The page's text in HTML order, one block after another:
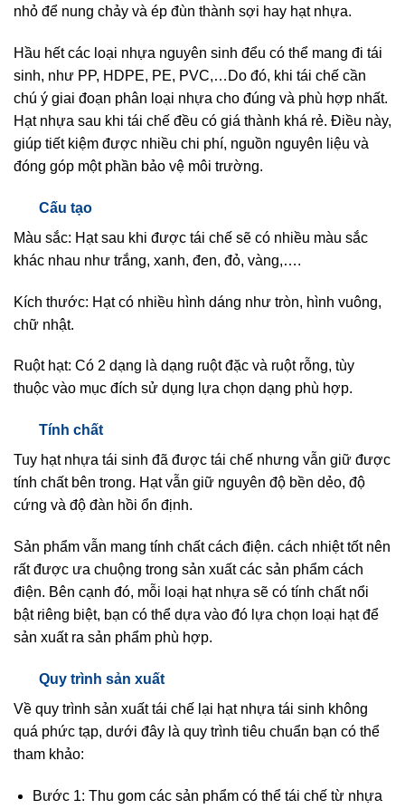
nhỏ để nung chảy và ép đùn thành sợi hay hạt nhựa.
Hầu hết các loại nhựa nguyên sinh đểu có thể mang đi tái
sinh, như PP, HDPE, PE, PVC,…Do đó, khi tái chế cần
chú ý giai đoạn phân loại nhựa cho đúng và phù hợp nhất.
Hạt nhựa sau khi tái chế đều có giá thành khá rẻ. Điều này,
giúp tiết kiệm được nhiều chi phí, nguồn nguyên liệu và
đóng góp một phần bảo vệ môi trường.
Cấu tạo
Màu sắc: Hạt sau khi được tái chế sẽ có nhiều màu sắc
khác nhau như trắng, xanh, đen, đỏ, vàng,….
Kích thước: Hạt có nhiều hình dáng như tròn, hình vuông,
chữ nhật.
Ruột hạt: Có 2 dạng là dạng ruột đặc và ruột rỗng, tùy
thuộc vào mục đích sử dụng lựa chọn dạng phù hợp.
Tính chất
Tuy hạt nhựa tái sinh đã được tái chế nhưng vẫn giữ được
tính chất bên trong. Hạt vẫn giữ nguyên độ bền dẻo, độ
cứng và độ đàn hồi ổn định.
Sản phẩm vẫn mang tính chất cách điện. cách nhiệt tốt nên
rất được ưa chuộng trong sản xuất các sản phẩm cách
điện. Bên cạnh đó, mỗi loại hạt nhựa sẽ có tính chất nổi
bật riêng biệt, bạn có thể dựa vào đó lựa chọn loại hạt để
sản xuất ra sản phẩm phù hợp.
Quy trình sản xuất
Về quy trình sản xuất tái chế lại hạt nhựa tái sinh không
quá phức tạp, dưới đây là quy trình tiêu chuẩn bạn có thể
tham khảo:
Bước 1: Thu gom các sản phẩm có thể tái chế từ nhựa